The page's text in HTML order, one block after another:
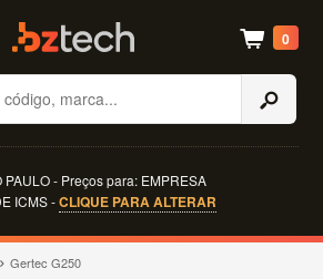
0
PAULO - Preços para: EMPRESA
ICMS -CLIQUE PARA ALTERAR
Gertec G250